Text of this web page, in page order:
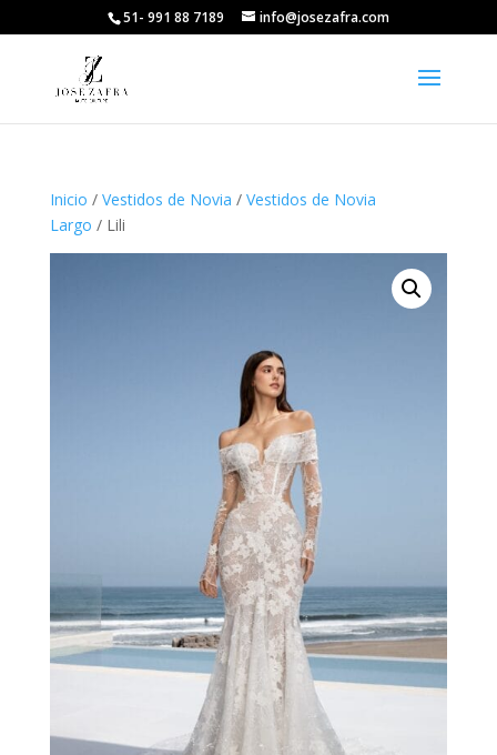
51- 991 88 7189 info@josezafra.com
Inicio / Vestidos de Novia / Vestidos de Novia
Largo / Lili